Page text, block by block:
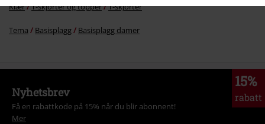
Klær T-skjorter og topper T-skjorter
Tema Basisplagg Basisplagg damer
15%
rabatt
Nyhetsbrev
Få en rabattkode på 15% når du blir abonnent!
Mer